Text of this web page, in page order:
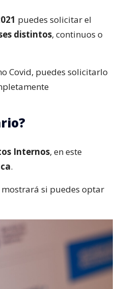
puedes solicitar el
distintos, continuos o
Covid, puedes solicitarlo
Internos, en este
.
si puedes optar